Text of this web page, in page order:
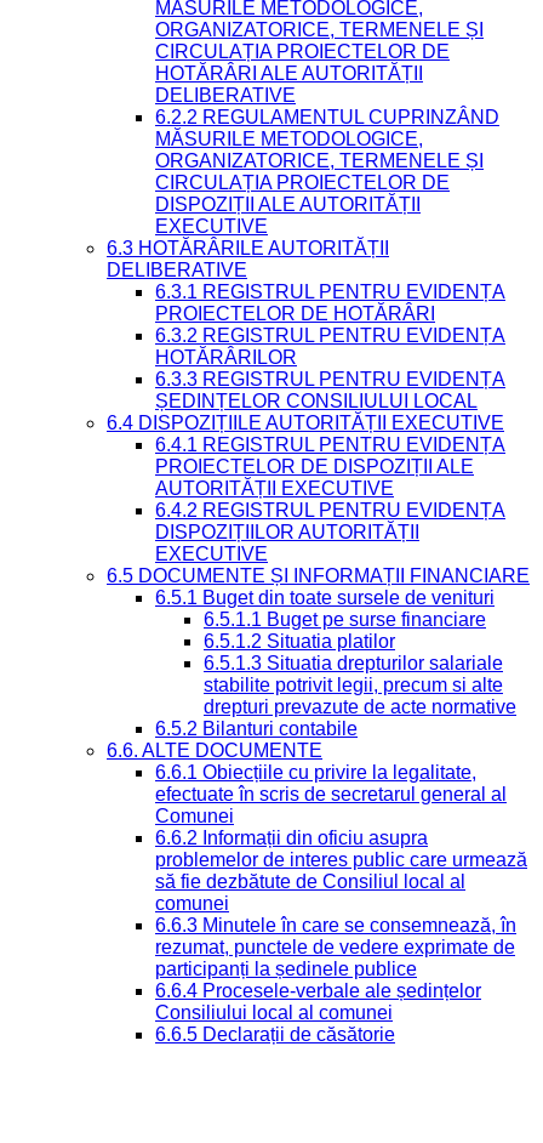
MĂSURILE METODOLOGICE,
ORGANIZATORICE, TERMENELE ȘI
CIRCULAȚIA PROIECTELOR DE
HOTĂRÂRI ALE AUTORITĂȚII
DELIBERATIVE
6.2.2 REGULAMENTUL CUPRINZÂND
MĂSURILE METODOLOGICE,
ORGANIZATORICE, TERMENELE ȘI
CIRCULAȚIA PROIECTELOR DE
DISPOZIȚII ALE AUTORITĂȚII
EXECUTIVE
6.3 HOTĂRÂRILE AUTORITĂȚII
DELIBERATIVE
6.3.1 REGISTRUL PENTRU EVIDENȚA
PROIECTELOR DE HOTĂRÂRI
6.3.2 REGISTRUL PENTRU EVIDENȚA
HOTĂRÂRILOR
6.3.3 REGISTRUL PENTRU EVIDENȚA
ȘEDINȚELOR CONSILIULUI LOCAL
6.4 DISPOZIȚIILE AUTORITĂȚII EXECUTIVE
6.4.1 REGISTRUL PENTRU EVIDENȚA
PROIECTELOR DE DISPOZIȚII ALE
AUTORITĂȚII EXECUTIVE
6.4.2 REGISTRUL PENTRU EVIDENȚA
DISPOZIȚIILOR AUTORITĂȚII
EXECUTIVE
6.5 DOCUMENTE ȘI INFORMAȚII FINANCIARE
6.5.1 Buget din toate sursele de venituri
6.5.1.1 Buget pe surse financiare
6.5.1.2 Situatia platilor
6.5.1.3 Situatia drepturilor salariale
stabilite potrivit legii, precum si alte
drepturi prevazute de acte normative
6.5.2 Bilanturi contabile
6.6. ALTE DOCUMENTE
6.6.1 Obiecțiile cu privire la legalitate,
efectuate în scris de secretarul general al
Comunei
6.6.2 Informații din oficiu asupra
problemelor de interes public care urmează
să fie dezbătute de Consiliul local al
comunei
6.6.3 Minutele în care se consemnează, în
rezumat, punctele de vedere exprimate de
participanți la ședinele publice
6.6.4 Procesele-verbale ale ședințelor
Consiliului local al comunei
6.6.5 Declarații de căsătorie